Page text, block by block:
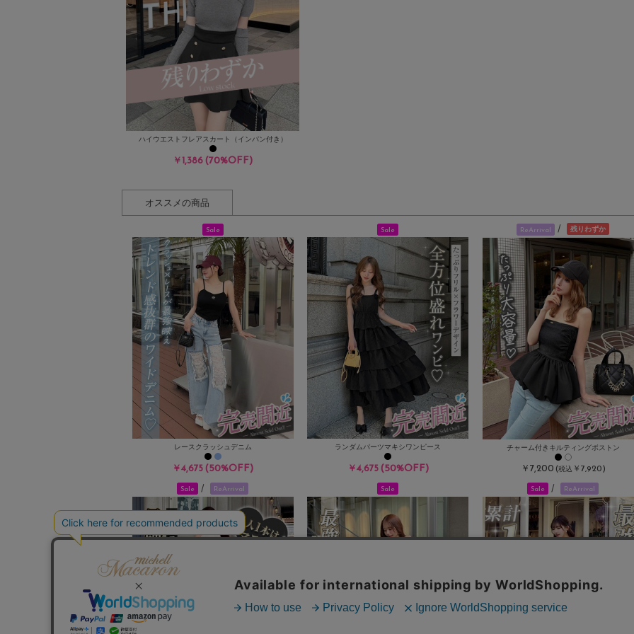
ハイウエストフレアスカート（インパン付き）
￥1,386(70%OFF)
オススメの商品
Sale
レースクラッシュデニム
￥4,675(50%OFF)
Sale
ランダムパーツマキシワンピース
￥4,675(50%OFF)
ReArrival / 残りわずか
チャーム付きキルティングボストン
￥7,200 (税込 ￥7,920)
Sale / ReArrival Sale Sale / ReArrival